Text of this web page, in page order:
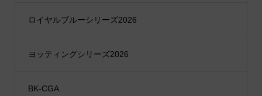
ロイヤルブルーシリーズ2026
ヨッティングシリーズ2026
BK-CGA